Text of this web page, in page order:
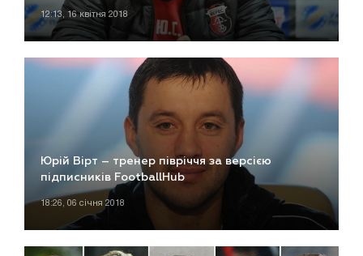
12:13, 16 квітня 2018
Юрій Вірт – тренер півріччя за версією
підписників FootballHub
18:26, 06 січня 2018